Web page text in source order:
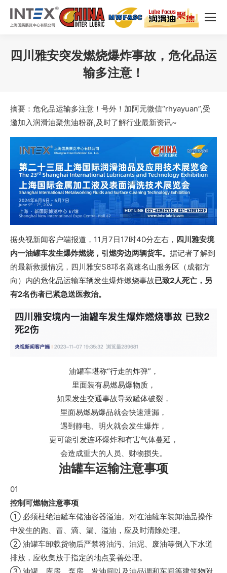
四川雅安突发燃烧爆炸事故，危化品运
输多注意！
摘要：危化品运输多注意！号外！加阿元微信“rhyayuan”,受
邀加入润滑油聚焦油粉群,及时了解行业最新资讯~
据央视新闻客户端报道，11月7日17时40分左右， 四川雅安境
内一油罐车发生爆炸燃烧，引燃旁边两辆货车。 据记者了解到
的最新救援情况，四川雅安S8邛名高速名山服务区（成都方
向）内的危化品运输车辆发生爆炸燃烧事故已致2人死亡，另
有2名伤者已紧急送医救治。
油罐车堪称“行走的炸弹”，
里面装有易燃易爆物质，
如果发生交通事故导致罐体破裂，
里面易燃易爆品就会快速泄漏，
遇到静电、明火就会发生爆炸，
更可能引发连环爆炸和有害气体蔓延，
会造成重大的人员、财物损失。
油罐车运输注意事项
01
控制可燃物注意事项
① 必须杜绝油罐车储油容器溢油。对在油罐车装卸油品操作
中发生的跑、冒、滴、漏、溢油，应及时清除处理。
② 油罐车卸载货物后严禁将油污、油泥、废油等倒入下水道
排放，应收集放于指定的地点妥善处理。